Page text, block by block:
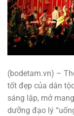
(bodetam.vn) –
tốt đẹp của dân
sáng lập, mở
dưỡng đạo lý